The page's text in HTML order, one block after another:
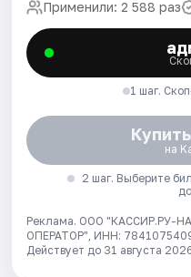
Применили: 2 588 раз
1 шаг.
на
2 шаг. Выберите
Реклама. ООО "КАССИР.РУ-
ОПЕРАТОР", ИНН:
Действует до 31 августа